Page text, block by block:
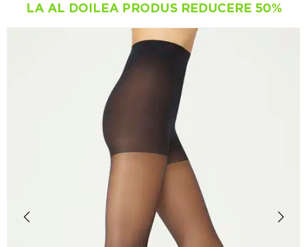
LA AL DOILEA PRODUS REDUCERE 50%